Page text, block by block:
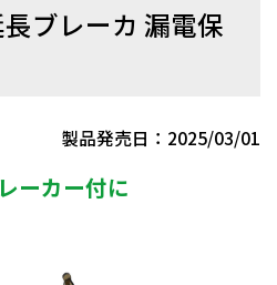
ブレーカ 漏電保
製品発売日：2025/03/01
ーカー付に